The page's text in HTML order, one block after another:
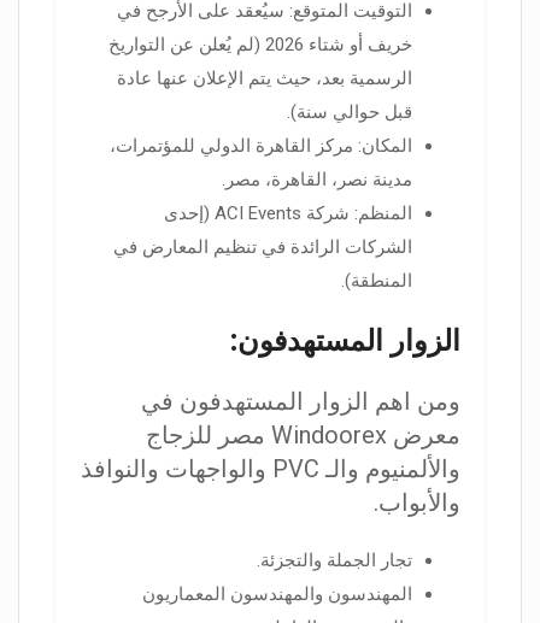
التوقيت المتوقع: سيُعقد على الأرجح في
خريف أو شتاء 2026 (لم يُعلن عن التواريخ
الرسمية بعد، حيث يتم الإعلان عنها عادة
قبل حوالي سنة).
المكان: مركز القاهرة الدولي للمؤتمرات،
مدينة نصر، القاهرة، مصر.
المنظم: شركة ACI Events (إحدى
الشركات الرائدة في تنظيم المعارض في
المنطقة).
الزوار المستهدفون:
ومن اهم الزوار المستهدفون في
معرض Windoorex مصر للزجاج
والألمنيوم والـ PVC والواجهات والنوافذ
والأبواب.
تجار الجملة والتجزئة.
المهندسون والمهندسون المعماريون